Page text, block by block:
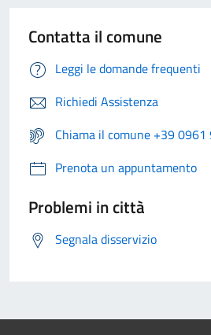
Contatta il comune
Leggi le domande frequenti
Richiedi Assistenza
Chiama il comune +39
Prenota un appuntamento
Problemi in città
Segnala disservizio